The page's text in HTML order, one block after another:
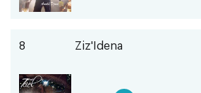
8 Ziz'Idena